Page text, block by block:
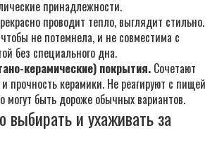
принадлежности.
проводит тепло, выглядит стильно.
не потемнела, и не совместима с
без специального дна.
керамические) покрытия. Сочетают
прочность керамики. Не реагируют с пищей
могут быть дороже обычных вариантов.
выбирать и ухаживать за